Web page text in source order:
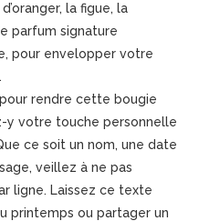
la figue, la
parfum signature
pour envelopper votre
pour rendre cette bougie
y votre touche personnelle
ce soit un nom, une date
veillez à ne pas
ligne. Laissez ce texte
printemps ou partager un